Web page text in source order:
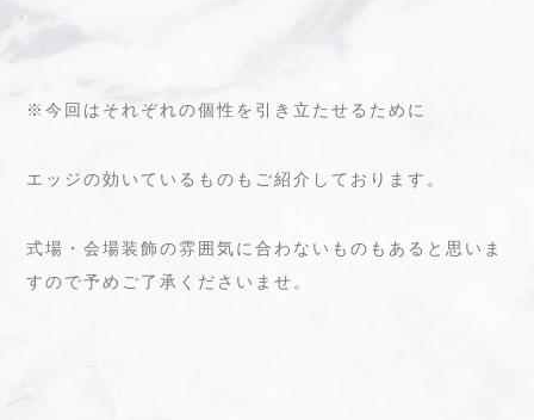
※今回はそれぞれの個性を引き立たせるために
エッジの効いているものもご紹介しております。
式場・会場装飾の雰囲気に合わないものもあると思いま
すので予めご了承くださいませ。